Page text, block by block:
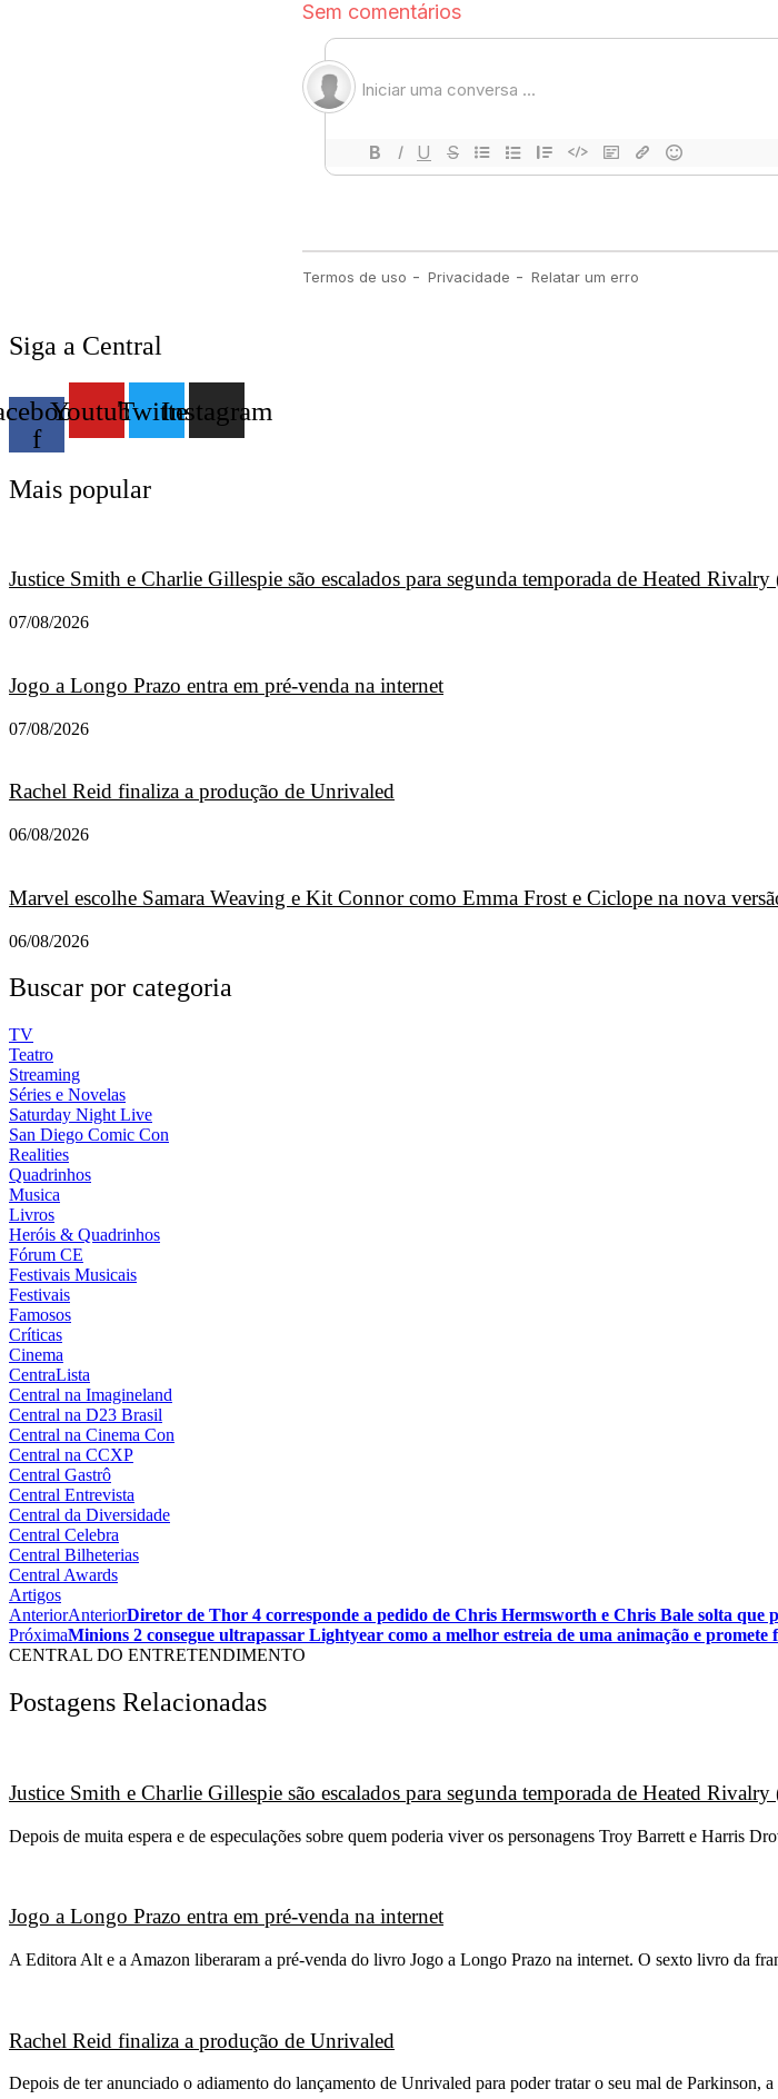
Siga a Central
f
YoutubeTwitterInstagram
Mais popular
Justice Smith e Charlie Gillespie são escalados para segunda temporada de Heated
07/08/2026
Jogo a Longo Prazo entra em pré-venda na internet
07/08/2026
Rachel Reid finaliza a produção de Unrivaled
06/08/2026
Marvel escolhe Samara Weaving e Kit Connor como Emma Frost e Ciclope na nova
06/08/2026
Buscar por categoria
TV
Teatro
Streaming
Séries e Novelas
Saturday Night Live
San Diego Comic Con
Realities
Quadrinhos
Musica
Livros
Heróis & Quadrinhos
Fórum CE
Festivais Musicais
Festivais
Famosos
Críticas
Cinema
CentraLista
Central na Imagineland
Central na D23 Brasil
Central na Cinema Con
Central na CCXP
Central Gastrô
Central Entrevista
Central da Diversidade
Central Celebra
Central Bilheterias
Central Awards
Artigos
AnteriorAnteriorDiretor de Thor 4 corresponde a pedido de Chris Hermsworth e Chris Bale solta que
PróximaMinions 2 consegue ultrapassar Lightyear como a melhor estreia de uma animação e promete
CENTRAL DO ENTRETENDIMENTO
Postagens Relacionadas
Justice Smith e Charlie Gillespie são escalados para segunda temporada de Heated
Depois de muita espera e de especulações sobre quem poderia viver os personagens Troy Barrett e Harris
Jogo a Longo Prazo entra em pré-venda na internet
A Editora Alt e a Amazon liberaram a pré-venda do livro Jogo a Longo Prazo na internet. O sexto livro da
Rachel Reid finaliza a produção de Unrivaled
Depois de ter anunciado o adiamento do lançamento de Unrivaled para poder tratar o seu mal de Parkinson,